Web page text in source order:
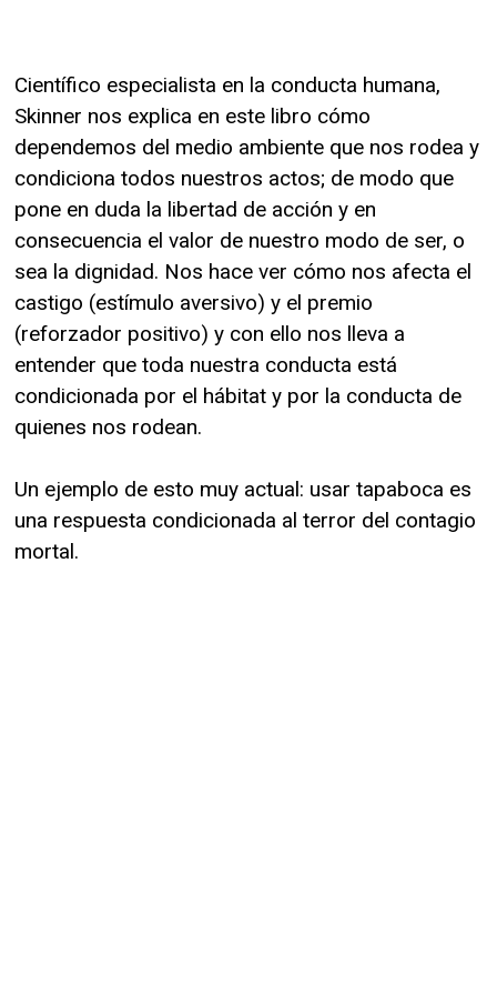
Científico especialista en la conducta humana,
Skinner nos explica en este libro cómo
dependemos del medio ambiente que nos rodea y
condiciona todos nuestros actos; de modo que
pone en duda la libertad de acción y en
consecuencia el valor de nuestro modo de ser, o
sea la dignidad. Nos hace ver cómo nos afecta el
castigo (estímulo aversivo) y el premio
(reforzador positivo) y con ello nos lleva a
entender que toda nuestra conducta está
condicionada por el hábitat y por la conducta de
quienes nos rodean.
Un ejemplo de esto muy actual: usar tapaboca es
una respuesta condicionada al terror del contagio
mortal.